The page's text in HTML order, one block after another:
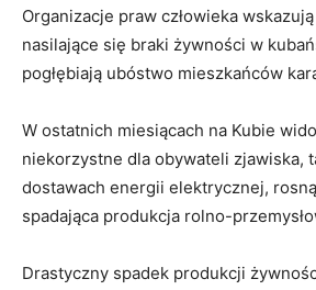
Organizacje praw człowieka
nasilające się braki żywności w
pogłębiają ubóstwo mieszkańców
W ostatnich miesiącach na Kubie
niekorzystne dla obywateli zjawiska,
dostawach energii elektrycznej,
spadająca produkcja rolno-
Drastyczny spadek produkcji